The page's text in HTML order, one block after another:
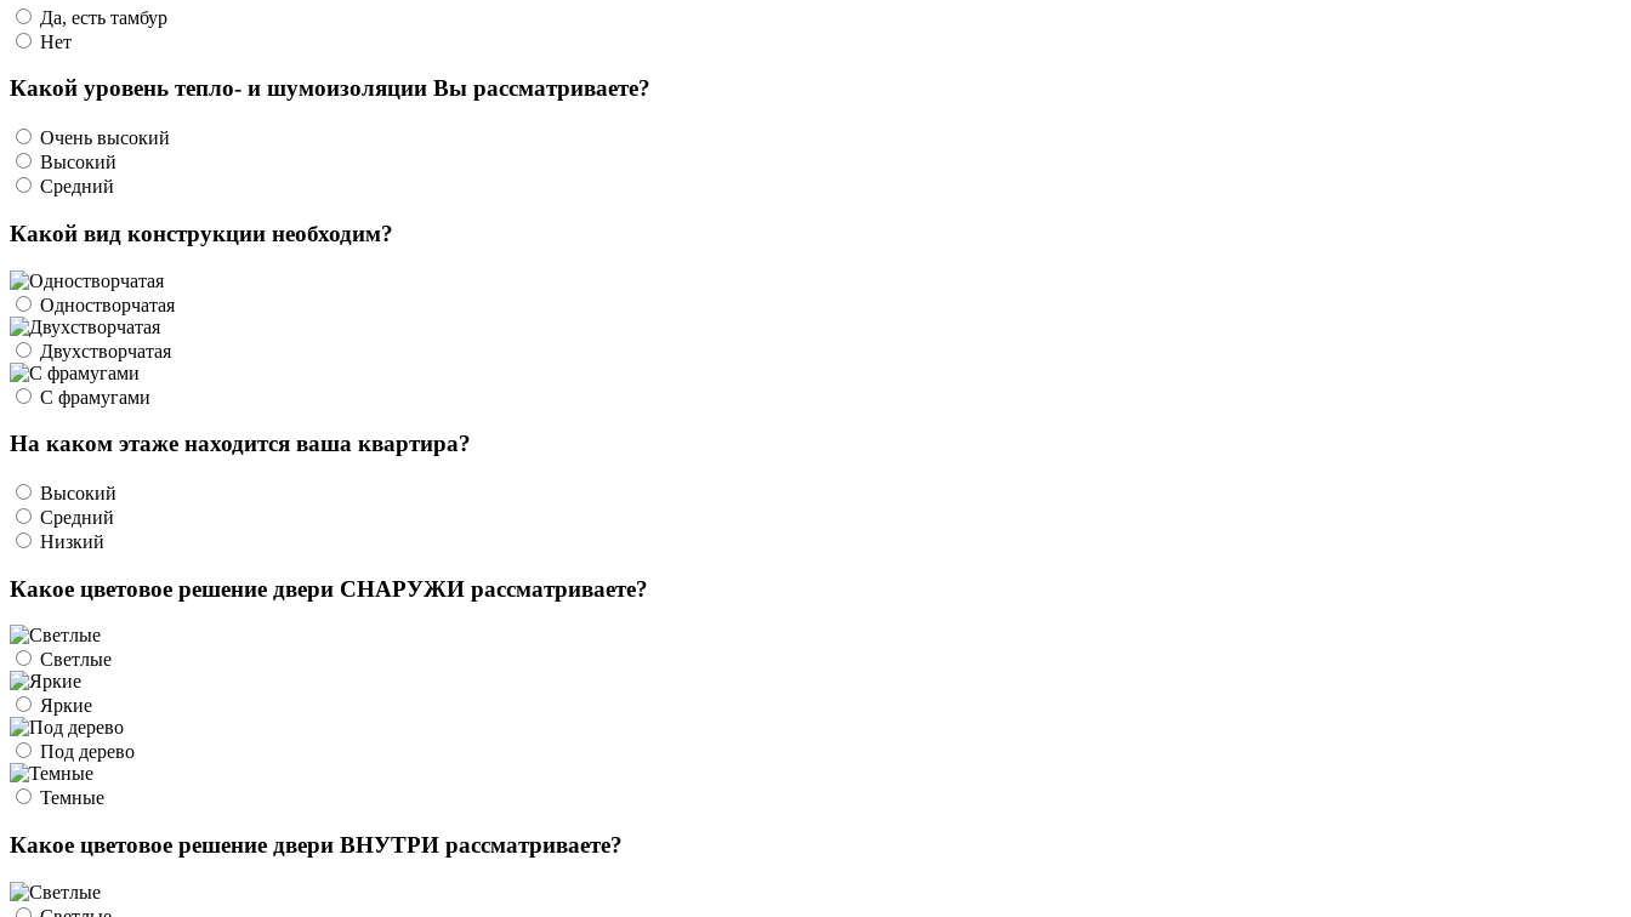
Да, есть тамбур
Нет
Какой уровень тепло- и шумоизоляции Вы рассматриваете?
Очень высокий
Высокий
Средний
Какой вид конструкции необходим?
Одностворчатая
Двухстворчатая
С фрамугами
На каком этаже находится ваша квартира?
Высокий
Средний
Низкий
Какое цветовое решение двери СНАРУЖИ рассматриваете?
Светлые
Яркие
Под дерево
Темные
Какое цветовое решение двери ВНУТРИ рассматриваете?